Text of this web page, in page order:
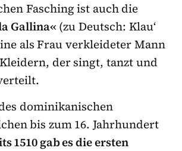
Fasching ist auch die
Gallina« (zu Deutsch: Klau‘
als Frau verkleideter Mann
der singt, tanzt und
dominikanischen
bis zum 16. Jahrhundert
1510 gab es die ersten